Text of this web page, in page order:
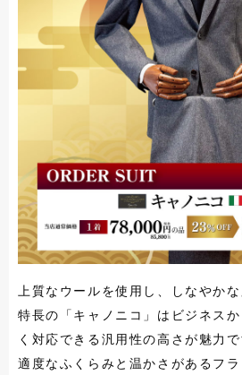
上質なウールを使用し、しなやか
特長の「キャノニコ」はビジネス
く対応できる汎用性の高さが魅力で
適度なふくらみと温かさがあるフ